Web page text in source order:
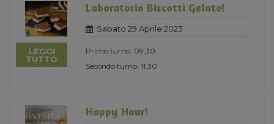
LEGGI
TUTTO
Laboratorio Biscotti Gelato!
Sabato 29 Aprile 2023
Primo turno: 09.30
Secondo turno: 11.30
Happy Hour!